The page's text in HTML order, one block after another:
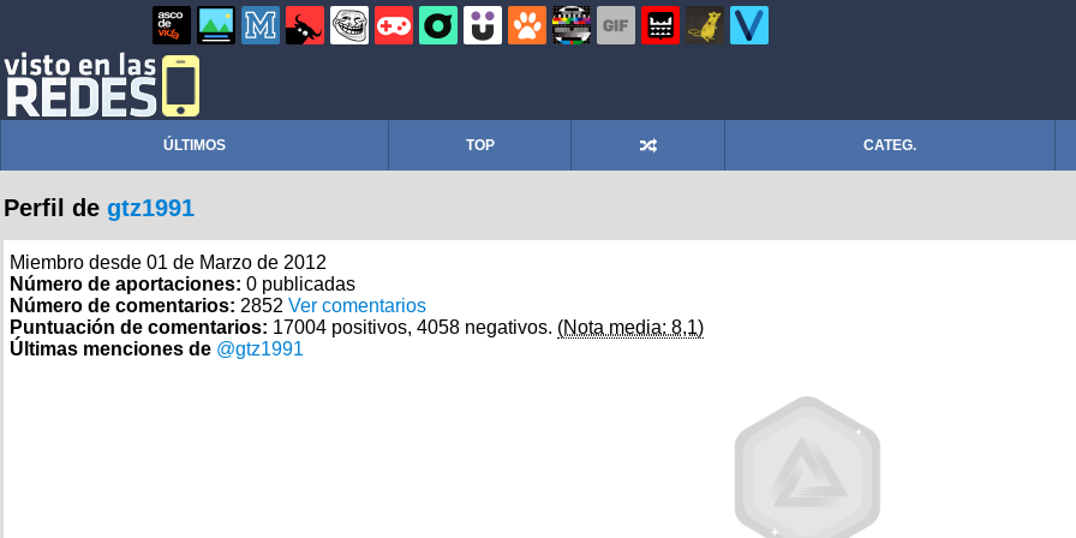
ÚLTIMOS TOP CATEG.
Perfil de gtz1991
Miembro desde 01 de Marzo de 2012
Número de aportaciones: 0 publicadas
Número de comentarios: 2852 Ver comentarios
Puntuación de comentarios: 17004 positivos, 4058 negativos. (Nota media: 8,1)
Últimas menciones de @gtz1991